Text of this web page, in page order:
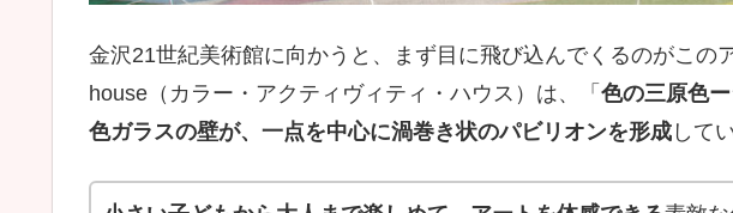
金沢21世紀美術館に向かうと、まず目に飛び込んでくるのがこの
house（カラー・アクティヴィティ・ハウス）は、「 色の三原色
色ガラスの壁が、一点を中心に渦巻き状のパビリオンを形成 して